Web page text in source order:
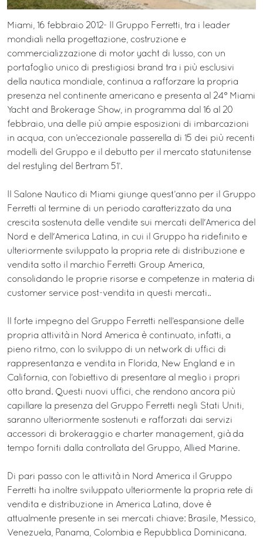
Miami, 16 febbraio 2012- Il Gruppo Ferretti, tra i leader
mondiali nella progettazione, costruzione e
commercializzazione di motor yacht di lusso, con un
portafoglio unico di prestigiosi brand tra i più esclusivi
della nautica mondiale, continua a rafforzare la propria
presenza nel continente americano e presenta al 24° Miami
Yacht and Brokerage Show, in programma dal 16 al 20
febbraio, una delle più ampie esposizioni di imbarcazioni
in acqua, con un’eccezionale passerella di 15 dei più recenti
modelli del Gruppo e il debutto per il mercato statunitense
del restyling del Bertram 51’.
Il Salone Nautico di Miami giunge quest’anno per il Gruppo
Ferretti al termine di un periodo caratterizzato da una
crescita sostenuta delle vendite sui mercati dell'America del
Nord e dell'America Latina, in cui il Gruppo ha ridefinito e
ulteriormente sviluppato la propria rete di distribuzione e
vendita sotto il marchio Ferretti Group America,
consolidando le proprie risorse e competenze in materia di
customer service post-vendita in questi mercati..
Il forte impegno del Gruppo Ferretti nell’espansione delle
propria attività in Nord America è continuato, infatti, a
pieno ritmo, con lo sviluppo di un network di uffici di
rappresentanza e vendita in Florida, New England e in
California, con l’obiettivo di presentare al meglio i propri
otto brand. Questi nuovi uffici, che rendono ancora più
capillare la presenza del Gruppo Ferretti negli Stati Uniti,
saranno ulteriormente sostenuti e rafforzati dai servizi
accessori di brokeraggio e charter management, già da
tempo forniti dalla controllata del Gruppo, Allied Marine.
Di pari passo con le attività in Nord America il Gruppo
Ferretti ha inoltre sviluppato ulteriormente la propria rete di
vendita e distribuzione in America Latina, dove è
attualmente presente in sei mercati chiave: Brasile, Messico,
Venezuela, Panama, Colombia e Repubblica Dominicana.